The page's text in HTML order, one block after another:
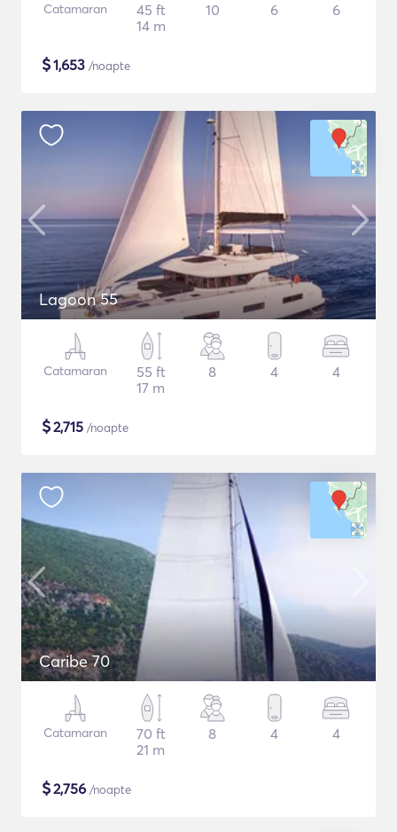
Catamaran
45 ft
14 m
10 6 6
$1,653 /noapte
Lagoon 55
Catamaran
55 ft
17 m
8 4 4
$2,715 /noapte
Caribe 70
Catamaran
70 ft
21 m
8 4 4
$2,756 /noapte